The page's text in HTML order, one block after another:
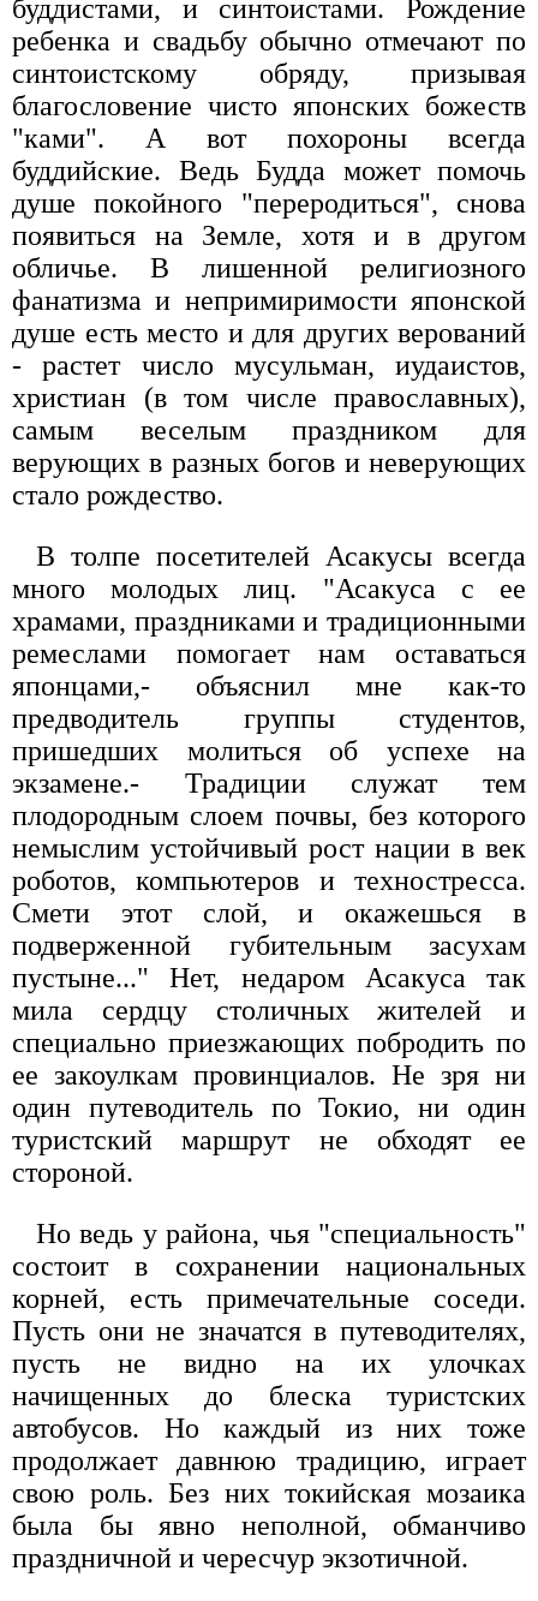
буддистами, и синтоистами. Рождение
ребенка и свадьбу обычно отмечают по
синтоистскому обряду, призывая
благословение чисто японских божеств
"ками". А вот похороны всегда
буддийские. Ведь Будда может помочь
душе покойного "переродиться", снова
появиться на Земле, хотя и в другом
обличье. В лишенной религиозного
фанатизма и непримиримости японской
душе есть место и для других верований
- растет число мусульман, иудаистов,
христиан (в том числе православных),
самым веселым праздником для
верующих в разных богов и неверующих
стало рождество.
В толпе посетителей Асакусы всегда
много молодых лиц. "Асакуса с ее
храмами, праздниками и традиционными
ремеслами помогает нам оставаться
японцами,- объяснил мне как-то
предводитель группы студентов,
пришедших молиться об успехе на
экзамене.- Традиции служат тем
плодородным слоем почвы, без которого
немыслим устойчивый рост нации в век
роботов, компьютеров и техностресса.
Смети этот слой, и окажешься в
подверженной губительным засухам
пустыне..." Нет, недаром Асакуса так
мила сердцу столичных жителей и
специально приезжающих побродить по
ее закоулкам провинциалов. Не зря ни
один путеводитель по Токио, ни один
туристский маршрут не обходят ее
стороной.
Но ведь у района, чья "специальность"
состоит в сохранении национальных
корней, есть примечательные соседи.
Пусть они не значатся в путеводителях,
пусть не видно на их улочках
начищенных до блеска туристских
автобусов. Но каждый из них тоже
продолжает давнюю традицию, играет
свою роль. Без них токийская мозаика
была бы явно неполной, обманчиво
праздничной и чересчур экзотичной.